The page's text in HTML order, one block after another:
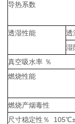
导热系数
透湿性能
透
湿
真空吸水率 ％
燃烧性能
燃烧产烟毒性
尺寸稳定性％